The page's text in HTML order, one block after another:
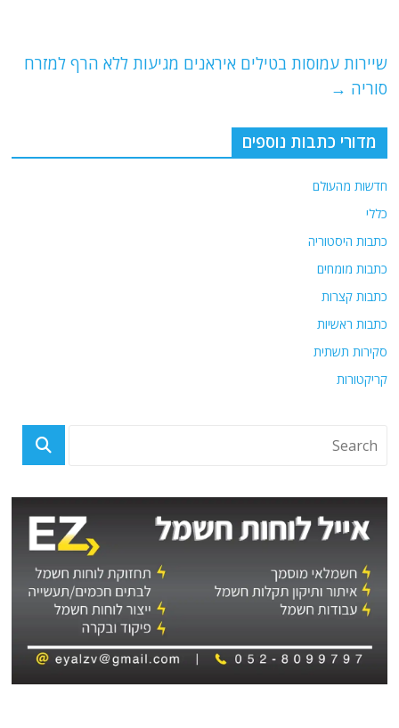
p
o
שיירות עמוסות בטילים איראנים מגיעות ללא הרף למזרח
סוריה →
מדורי כתבות נוספים
חדשות מהעולם
כללי
כתבות היסטוריה
כתבות מומחים
כתבות קצרות
כתבות ראשיות
סקירות תשתית
קריקטורות